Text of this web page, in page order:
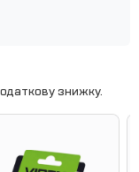
знижку.